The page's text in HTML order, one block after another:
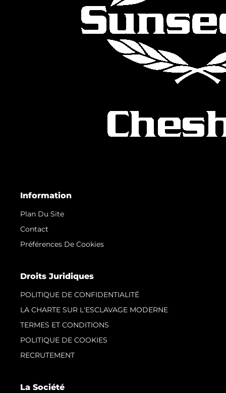
Information
Plan Du Site
Contact
Préférences De Cookies
Droits Juridiques
POLITIQUE DE CONFIDENTIALITÉ
LA CHARTE SUR L'ESCLAVAGE MODERNE
TERMES ET CONDITIONS
POLITIQUE DE COOKIES
RECRUTEMENT
La Société